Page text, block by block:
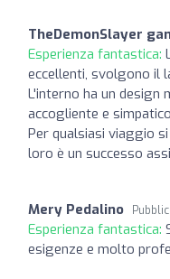
TheDemonSlayer
Esperienza fantastica:
eccellenti, svolgono il
L'interno ha un design
accogliente e
Per qualsiasi viaggio
loro è un successo
Mery Pedalino
Esperienza fantastica:
esigenze e molto